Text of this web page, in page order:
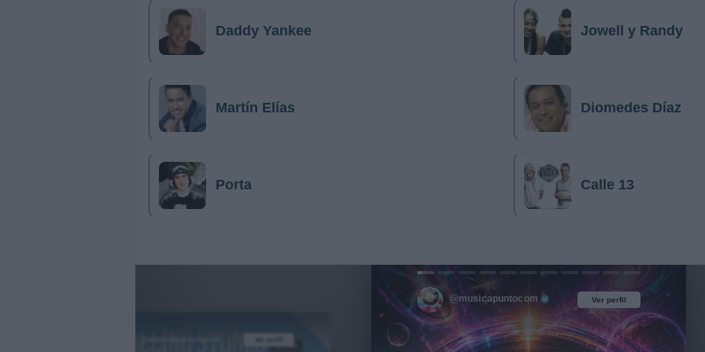
Daddy Yankee Jowell y Randy
Martín Elías Diomedes Díaz
Porta Calle 13
Ver perfil
@musicapuntocom Ver perfil